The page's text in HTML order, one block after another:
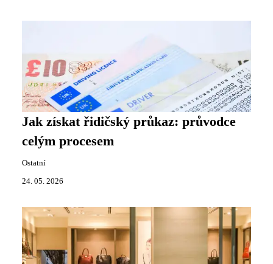
Jak získat řidičský průkaz: průvodce
celým procesem
Ostatní
24. 05. 2026